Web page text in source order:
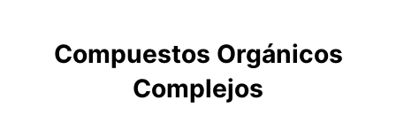
Compuestos Orgánicos
Complejos